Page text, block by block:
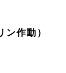
ン作動）